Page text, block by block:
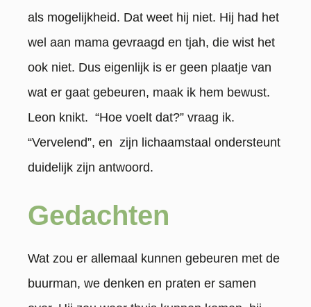
als mogelijkheid. Dat weet hij niet. Hij had het
wel aan mama gevraagd en tjah, die wist het
ook niet. Dus eigenlijk is er geen plaatje van
wat er gaat gebeuren, maak ik hem bewust.
Leon knikt. “Hoe voelt dat?” vraag ik.
“Vervelend”, en zijn lichaamstaal ondersteunt
duidelijk zijn antwoord.
Gedachten
Wat zou er allemaal kunnen gebeuren met de
buurman, we denken en praten er samen